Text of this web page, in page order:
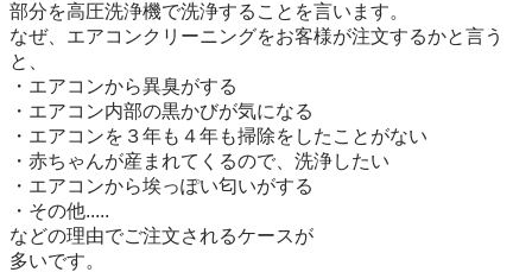
部分を高圧洗浄機で洗浄することを言います。
なぜ、エアコンクリーニングをお客様が注文するかと言う
と、
・エアコンから異臭がする
・エアコン内部の黒かびが気になる
・エアコンを３年も４年も掃除をしたことがない
・赤ちゃんが産まれてくるので、洗浄したい
・エアコンから埃っぽい匂いがする
・その他.....
などの理由でご注文されるケースが
多いです。